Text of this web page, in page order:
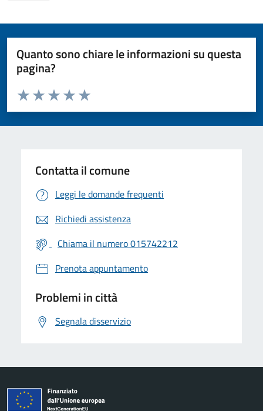
Quanto sono chiare le informazioni su questa
pagina?
Valuta da 1 a 5 stelle la pagina
Valuta 5 stelle su 5
Valuta 4 stelle su 5
Valuta 3 stelle su 5
Valuta 2 stelle su 5
Valuta 1 stelle su 5
Contatta il comune
Leggi le domande frequenti
Richiedi assistenza
Chiama il numero 015742212
Prenota appuntamento
Problemi in città
Segnala disservizio